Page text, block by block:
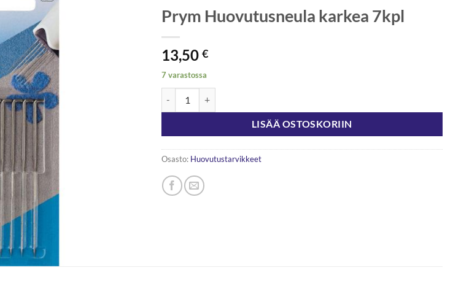
Prym Huovutusneula karkea 7kpl
13,50 €
7 varastossa
LISÄÄ OSTOSKORIIN
Osasto: Huovutustarvikkeet